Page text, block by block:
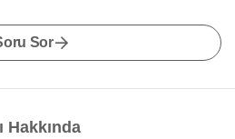
Sor
Hakkında